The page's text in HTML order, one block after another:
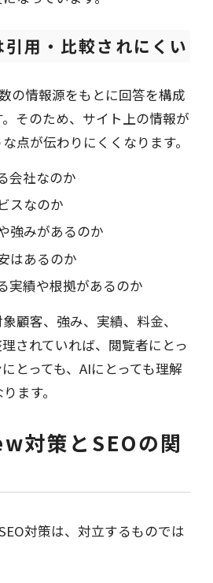
用・比較されにくい
の情報源をもとに回答を構成
そのため、サイト上の情報が
点が伝わりにくくなります。
会社なのか
スなのか
強みがあるのか
はあるのか
実績や根拠があるのか
顧客、強み、実績、料金、
されていれば、閲覧者にとっ
とっても、AIにとっても理解
ます。
対策とSEOの関
対策は、対立するものでは